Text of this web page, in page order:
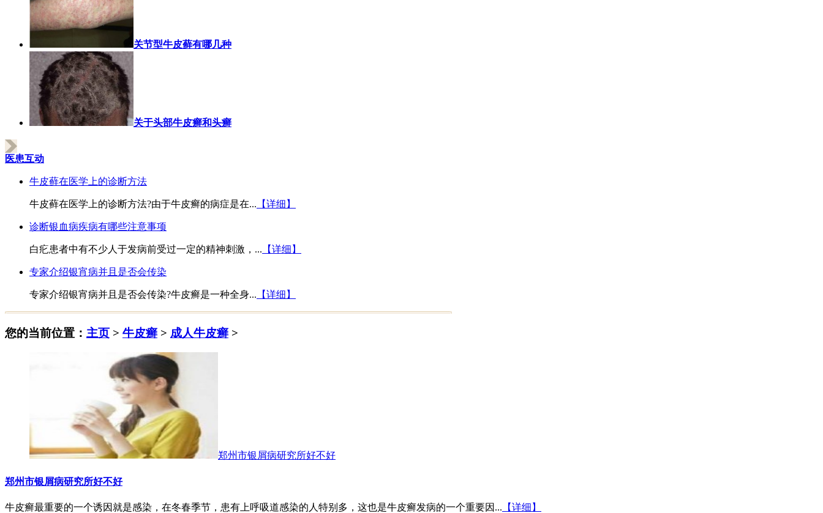
关节型牛皮藓有哪几种
关于头部牛皮癣和头癣
医患互动
牛皮藓在医学上的诊断方法
牛皮藓在医学上的诊断方法?由于牛皮癣的病症是在... 【详细】
诊断银血病疾病有哪些注意事项
白疕患者中有不少人于发病前受过一定的精神刺激，... 【详细】
专家介绍银宵病并且是否会传染
专家介绍银宵病并且是否会传染?牛皮癣是一种全身... 【详细】
您的当前位置： 主页 > 牛皮癣 > 成人牛皮癣 >
郑州市银屑病研究所好不好
郑州市银屑病研究所好不好
牛皮癣最重要的一个诱因就是感染，在冬春季节，患有上呼吸道感染的人特别多，这也是牛皮癣发病的一个重要因... 【详细】